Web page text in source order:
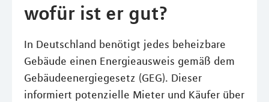
wofür ist er gut?
In Deutschland benötigt jedes beheizbare
Gebäude einen Energieausweis gemäß dem
Gebäudeenergiegesetz (GEG). Dieser
informiert potenzielle Mieter und Käufer über